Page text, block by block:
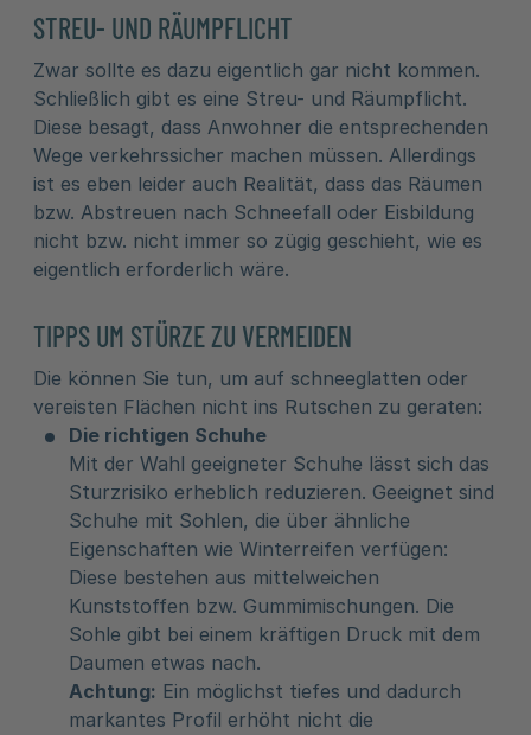
STREU- UND RÄUMPFLICHT
Zwar sollte es dazu eigentlich gar nicht kommen.
Schließlich gibt es eine Streu- und Räumpflicht.
Diese besagt, dass Anwohner die entsprechenden
Wege verkehrssicher machen müssen. Allerdings
ist es eben leider auch Realität, dass das Räumen
bzw. Abstreuen nach Schneefall oder Eisbildung
nicht bzw. nicht immer so zügig geschieht, wie es
eigentlich erforderlich wäre.
TIPPS UM STÜRZE ZU VERMEIDEN
Die können Sie tun, um auf schneeglatten oder
vereisten Flächen nicht ins Rutschen zu geraten:
Die richtigen Schuhe
Mit der Wahl geeigneter Schuhe lässt sich das
Sturzrisiko erheblich reduzieren. Geeignet sind
Schuhe mit Sohlen, die über ähnliche
Eigenschaften wie Winterreifen verfügen:
Diese bestehen aus mittelweichen
Kunststoffen bzw. Gummimischungen. Die
Sohle gibt bei einem kräftigen Druck mit dem
Daumen etwas nach.
Achtung: Ein möglichst tiefes und dadurch
markantes Profil erhöht nicht die